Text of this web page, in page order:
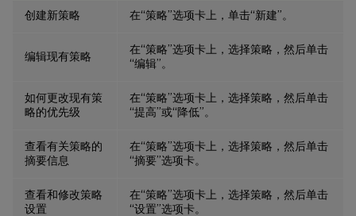
创建新策略 在“策略”选项卡上，单击“新建”。
编辑现有策略
在“策略”选项卡上，选择策略，然后单击
“编辑”。
如何更改现有策
略的优先级
在“策略”选项卡上，选择策略，然后单击
“提高”或“降低”。
查看有关策略的
摘要信息
在“策略”选项卡上，选择策略，然后单击
“摘要”选项卡。
查看和修改策略
设置
在“策略”选项卡上，选择策略，然后单击
“设置”选项卡。